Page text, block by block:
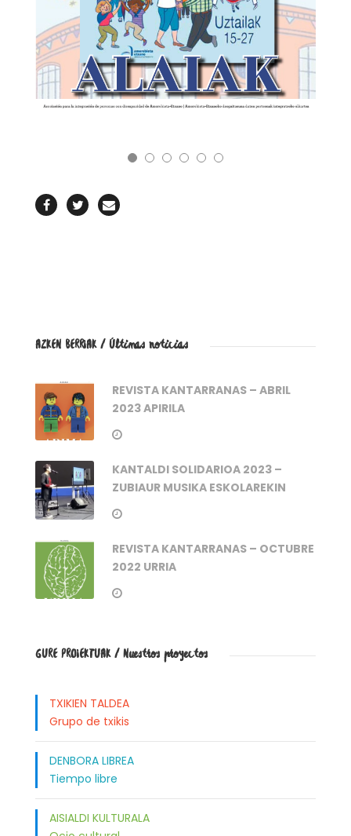
REVISTA
AZKEN BERRIAK / Últimas noticias
REVISTA KANTARRANAS – ABRIL
2023 APIRILA
KANTALDI SOLIDARIOA 2023 –
ZUBIAUR MUSIKA ESKOLAREKIN
REVISTA KANTARRANAS – OCTUBRE
2022 URRIA
GURE PROIEKTUAK / Nuestros proyectos
TXIKIEN TALDEA
Grupo de txikis
DENBORA LIBREA
Tiempo libre
AISIALDI KULTURALA